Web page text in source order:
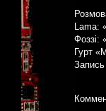
Lama:
Фоззі:
Гурт